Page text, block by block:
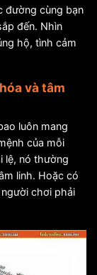
đường cùng bạn
đến. Nhìn
hộ, tình cảm
và tâm
luôn mang
của mỗi
lệ, nó thường
linh. Hoặc có
chơi phải